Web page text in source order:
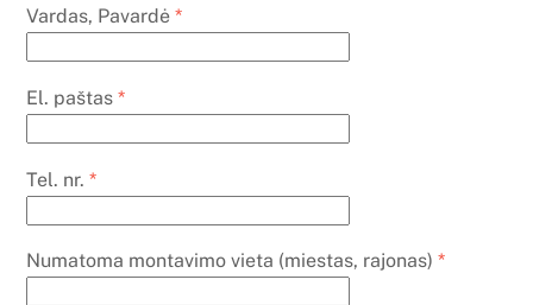
Vardas, Pavardė *
El. paštas *
Tel. nr. *
Numatoma montavimo vieta (miestas, rajonas) *